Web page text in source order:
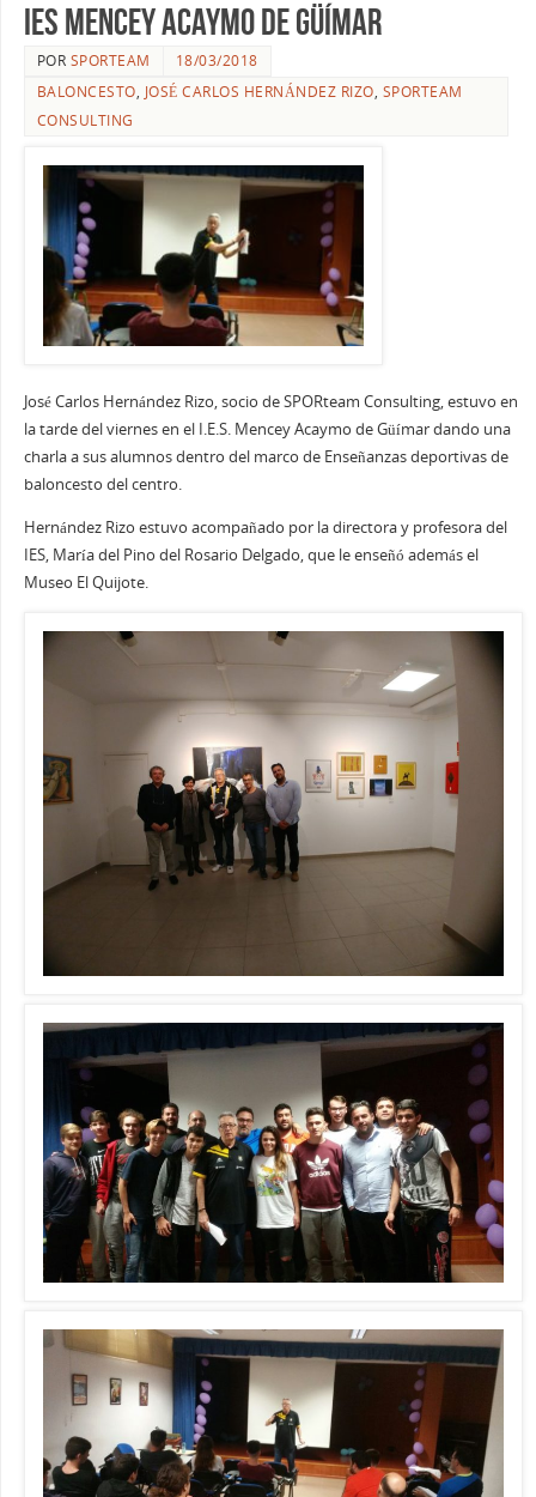
IES Mencey Acaymo de Güímar
POR SPORTEAM
18/03/2018
BALONCESTO, JOSÉ CARLOS HERNÁNDEZ RIZO, SPORTEAM
CONSULTING
José Carlos Hernández Rizo, socio de SPORteam Consulting, estuvo en
la tarde del viernes en el I.E.S. Mencey Acaymo de Güímar dando una
charla a sus alumnos dentro del marco de Enseñanzas deportivas de
baloncesto del centro.
Hernández Rizo estuvo acompañado por la directora y profesora del
IES, María del Pino del Rosario Delgado, que le enseñó además el
Museo El Quijote.